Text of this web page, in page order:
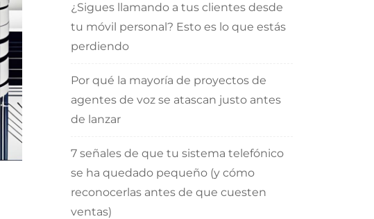
¿Sigues llamando a tus clientes desde
tu móvil personal? Esto es lo que estás
perdiendo
Por qué la mayoría de proyectos de
agentes de voz se atascan justo antes
de lanzar
7 señales de que tu sistema telefónico
se ha quedado pequeño (y cómo
reconocerlas antes de que cuesten
ventas)